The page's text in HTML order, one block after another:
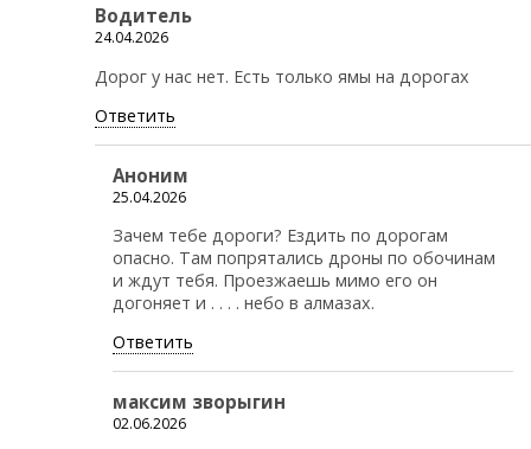
Водитель
24.04.2026
Дорог у нас нет. Есть только ямы на дорогах
Ответить
Аноним
25.04.2026
Зачем тебе дороги? Ездить по дорогам
опасно. Там попрятались дроны по обочинам
и ждут тебя. Проезжаешь мимо его он
догоняет и . . . . небо в алмазах.
Ответить
максим зворыгин
02.06.2026